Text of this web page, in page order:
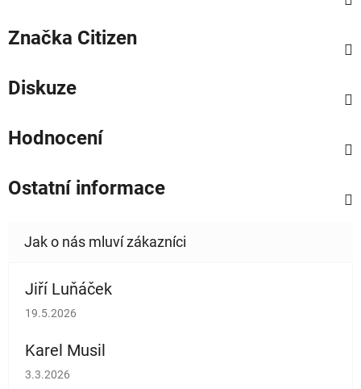
Značka Citizen
Diskuze
Hodnocení
Ostatní informace
Jiří Luňáček
Hodnocení obchodu je 5 z 5 hvězdiček.
19.5.2026
Karel Musil
Hodnocení obchodu je 5 z 5 hvězdiček.
3.3.2026